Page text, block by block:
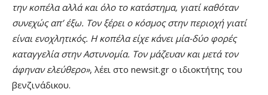
την κοπέλα αλλά και όλο το κατάστημα, γιατί καθόταν
συνεχώς απ’ έξω. Τον ξέρει ο κόσμος στην περιοχή γιατί
είναι ενοχλητικός. Η κοπέλα είχε κάνει μία-δύο φορές
καταγγελία στην Αστυνομία. Τον μάζευαν και μετά τον
άφηναν ελεύθερο», λέει στο newsit.gr ο ιδιοκτήτης του
βενζινάδικου.